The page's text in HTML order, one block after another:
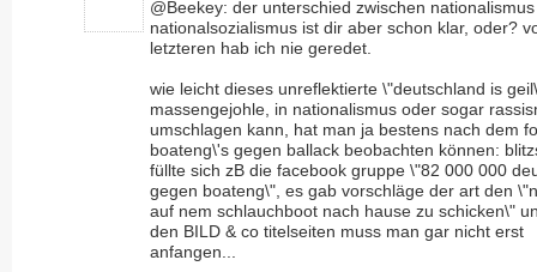
@Beekey: der unterschied zwischen
nationalsozialismus ist dir aber schon klar, oder?
letzteren hab ich nie geredet.
wie leicht dieses unreflektierte \"deutschland is
massengejohle, in nationalismus oder sogar
umschlagen kann, hat man ja bestens nach dem
boateng\'s gegen ballack beobachten können:
füllte sich zB die facebook gruppe \"82 000 000
gegen boateng\", es gab vorschläge der art den
auf nem schlauchboot nach hause zu schicken\"
den BILD & co titelseiten muss man gar nicht erst
anfangen...